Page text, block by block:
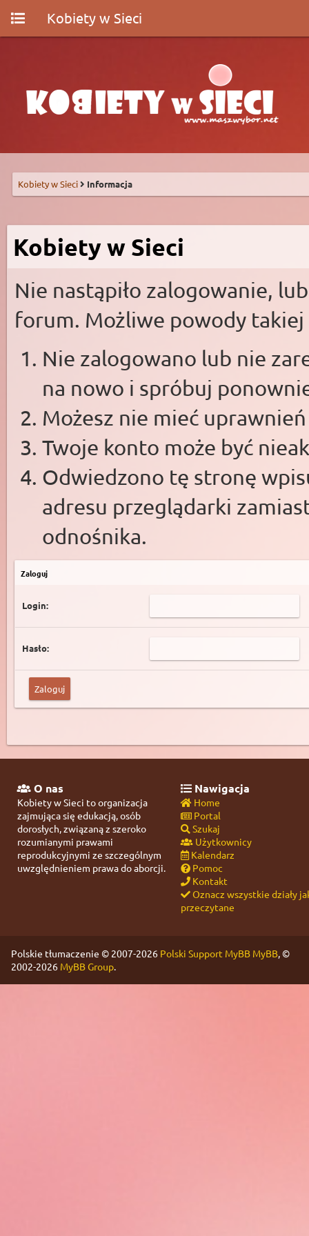
Kobiety w Sieci
Kobiety w Sieci Informacja
Kobiety w Sieci
Nie nastąpiło zalogowanie,
forum. Możliwe powody takiej
Nie zalogowano lub nie
na nowo i spróbuj
Możesz nie mieć
Twoje konto może być
Odwiedzono tę stronę
adresu przeglądarki
odnośnika.
Zaloguj
Login:
Hasło:
O nas
Kobiety w Sieci to organizacja
zajmująca się edukacją, osób
dorosłych, związaną z szeroko
rozumianymi prawami
reprodukcyjnymi ze szczególnym
uwzględnieniem prawa do aborcji.
Nawigacja
Home
Portal
Szukaj
Użytkownicy
Kalendarz
Pomoc
Kontakt
Oznacz wszystkie działy
przeczytane
Polskie tłumaczenie © 2007-2026 Polski Support MyBB MyBB, ©
2002-2026 MyBB Group.